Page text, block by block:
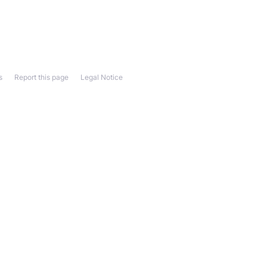
Legal Notice
Report this page